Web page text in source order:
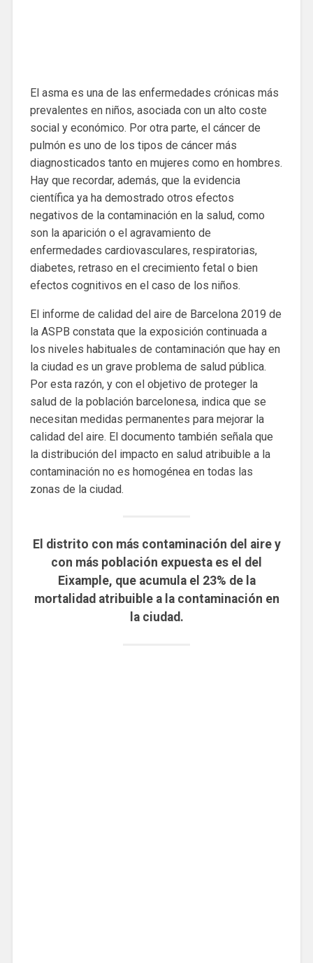
El asma es una de las enfermedades crónicas más
prevalentes en niños, asociada con un alto coste
social y económico. Por otra parte, el cáncer de
pulmón es uno de los tipos de cáncer más
diagnosticados tanto en mujeres como en hombres.
Hay que recordar, además, que la evidencia
científica ya ha demostrado otros efectos
negativos de la contaminación en la salud, como
son la aparición o el agravamiento de
enfermedades cardiovasculares, respiratorias,
diabetes, retraso en el crecimiento fetal o bien
efectos cognitivos en el caso de los niños.
El informe de calidad del aire de Barcelona 2019 de
la ASPB constata que la exposición continuada a
los niveles habituales de contaminación que hay en
la ciudad es un grave problema de salud pública.
Por esta razón, y con el objetivo de proteger la
salud de la población barcelonesa, indica que se
necesitan medidas permanentes para mejorar la
calidad del aire. El documento también señala que
la distribución del impacto en salud atribuible a la
contaminación no es homogénea en todas las
zonas de la ciudad.
El distrito con más contaminación del aire y
con más población expuesta es el del
Eixample, que acumula el 23% de la
mortalidad atribuible a la contaminación en
la ciudad.